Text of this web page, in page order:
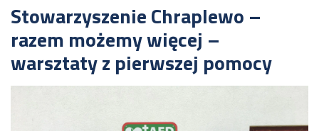
Stowarzyszenie Chraplewo –
razem możemy więcej –
warsztaty z pierwszej pomocy